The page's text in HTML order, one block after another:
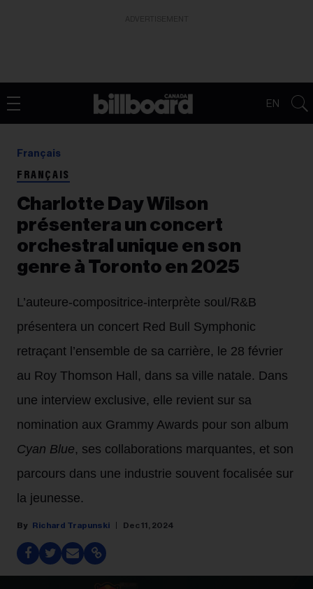
EN
Français
FRANÇAIS
Charlotte Day Wilson
présentera un concert
orchestral unique en son
genre à Toronto en 2025
L’auteure-compositrice-interprète soul/R&B
présentera un concert Red Bull Symphonic
retraçant l’ensemble de sa carrière, le 28 février
au Roy Thomson Hall, dans sa ville natale. Dans
une interview exclusive, elle revient sur sa
nomination aux Grammy Awards pour son album
Cyan Blue, ses collaborations marquantes, et son
parcours dans une industrie souvent focalisée sur
la jeunesse.
Richard Trapunski Dec 11, 2024